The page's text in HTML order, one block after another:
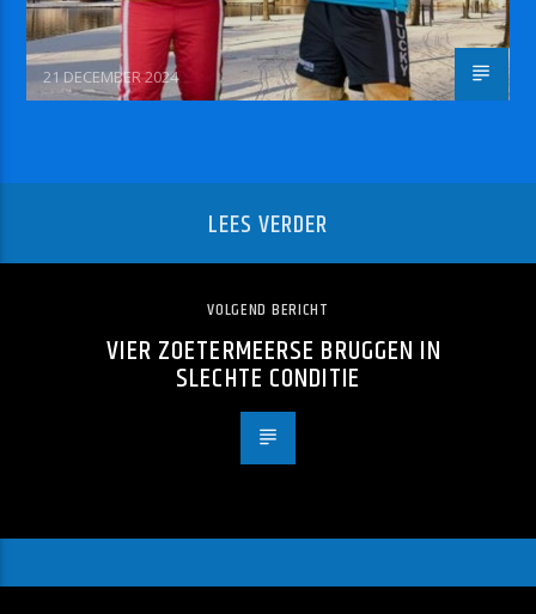
21 DECEMBER 2024
LEES VERDER
VOLGEND BERICHT
VIER ZOETERMEERSE BRUGGEN IN
SLECHTE CONDITIE